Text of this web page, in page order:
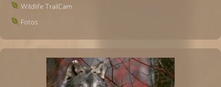
Wildlife TrailCam
Fotos